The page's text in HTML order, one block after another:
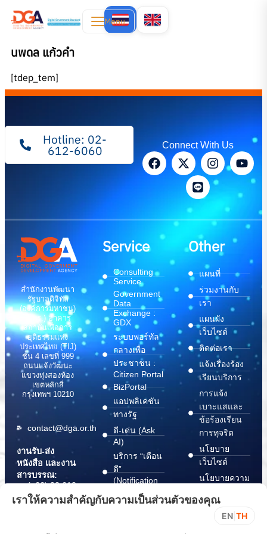
Menu
นพดล แก้วคำ
[tdep_tem]
Hotline: 02-
612-6060 Connect With Us
สำนักงานพัฒนา
รัฐบาลดิจิทัล
(องค์การมหาชน)
(สพร.) อาคาร
สถาบันเพื่อการ
ยุติธรรมแห่ง
ประเทศไทย (TIJ)
ชั้น 4 เลขที่ 999
ถนนแจ้งวัฒนะ
แขวงทุ่งสองห้อง
เขตหลักสี่
กรุงเทพฯ 10210
contact@dga.or.th
งานรับ-ส่ง
หนังสือ และงาน
สารบรรณ:
(+66) 02 612
6000
saraban@dga.or.th
Service
Consulting
Service
Government
Data
Exchange :
GDX
ระบบพอร์ทัล
กลางเพื่อ
ประชาชน :
Citizen Portal
BizPortal
แอปพลิเคชัน
ทางรัฐ
ดี-เด่น (Ask
AI)
บริการ “เตือน
ดี”
(Notification
บริการ
Other
แผนที่
ร่วมงานกับ
เรา
แผนผัง
เว็บไซต์
ติดต่อเรา
แจ้งเรื่องร้อง
เรียนบริการ
การแจ้ง
เบาะแสและ
ข้อร้องเรียน
การทุจริต
นโยบาย
เว็บไซต์
นโยบายความ
ปลอดภัย
สารสนเทศ
เราให้ความสำคัญกับความเป็นส่วนตัวของคุณ
EN TH